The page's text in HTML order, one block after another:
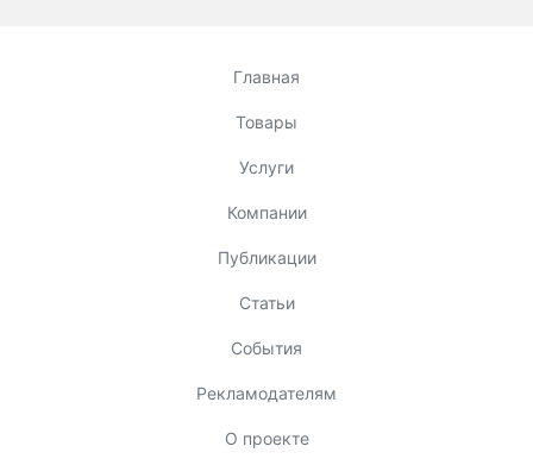
Главная
Товары
Услуги
Компании
Публикации
Статьи
События
Рекламодателям
О проекте